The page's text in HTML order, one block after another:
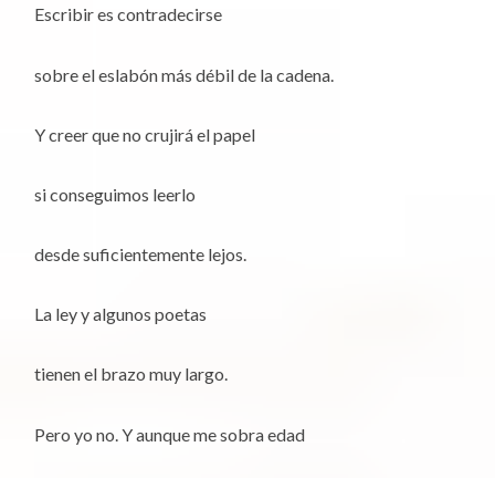
Escribir es contradecirse
sobre el eslabón más débil de la cadena.
Y creer que no crujirá el papel
si conseguimos leerlo
desde suficientemente lejos.
La ley y algunos poetas
tienen el brazo muy largo.
Pero yo no. Y aunque me sobra edad